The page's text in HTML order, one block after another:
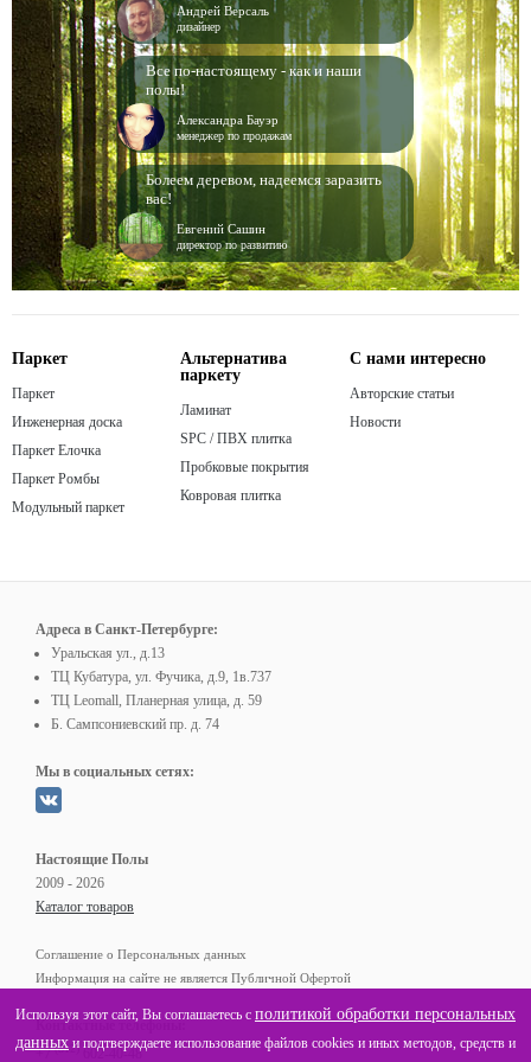
Андрей Версаль
дизайнер
Все по-настоящему - как и наши
полы!
Александра Бауэр
менеджер по продажам
Болеем деревом, надеемся заразить
вас!
Евгений Сашин
директор по развитию
Паркет
Паркет
Инженерная доска
Паркет Елочка
Паркет Ромбы
Модульный паркет
Альтернатива
паркету
Ламинат
SPC / ПВХ плитка
Пробковые покрытия
Ковровая плитка
С нами интересно
Авторские статьи
Новости
Адреса в Санкт-Петербурге:
Уральская ул., д.13
ТЦ Кубатура, ул. Фучика, д.9, 1в.737
ТЦ Leomall, Планерная улица, д. 59
Б. Сампсониевский пр. д. 74
Мы в социальных сетях:
Настоящие Полы
2009 - 2026
Каталог товаров
Соглашение о Персональных данных
Информация на сайте не является Публичной Офертой
Контактные телефоны:
+7(812) 602-40-48
Используя этот сайт, Вы соглашаетесь с политикой обработки персональных
данных и подтверждаете использование файлов cookies и иных методов, средств и